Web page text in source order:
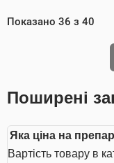
Показано 36 з 40
Поширені
Яка ціна на
Вартість товару в